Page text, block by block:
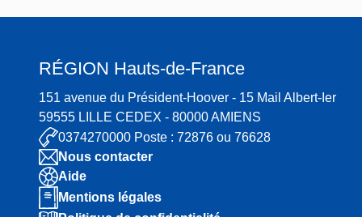
RÉGION Hauts-de-France
151 avenue du Président-Hoover - 15 Mail Albert-Ier
59555 LILLE CEDEX - 80000 AMIENS
0374270000 Poste : 72876 ou 76628
Nous contacter
Aide
Mentions légales